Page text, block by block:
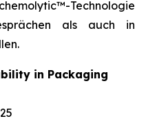
Technologie
als auch in
in Packaging